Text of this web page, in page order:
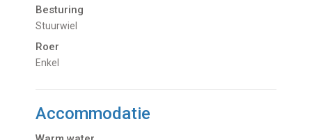
Besturing
Stuurwiel
Roer
Enkel
Accommodatie